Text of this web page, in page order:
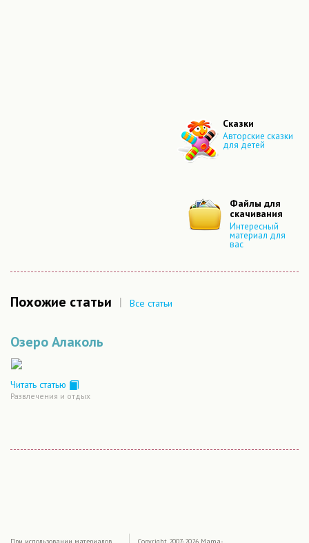
Сказки
Авторские сказки
для детей
Файлы для
скачивания
Интересный
материал для
вас
Похожие статьи | Все статьи
Озеро Алаколь
Читать статью
Развлечения и отдых